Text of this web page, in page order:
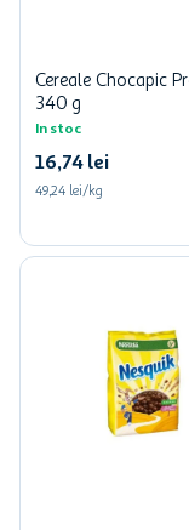
Cereale Chocapic
340 g
In stoc
16,74 lei
49,24 lei/kg